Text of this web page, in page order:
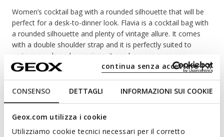
CONSENSO DETTAGLI INFORMAZIONI SUI COOKIE
Geox.com utilizza i cookie
Utilizziamo cookie tecnici necessari per il corretto
continua senza accettare | X
Women’s cocktail bag with a rounded silhouette that will be
perfect for a desk-to-dinner look. Flavia is a cocktail bag with
a rounded silhouette and plenty of vintage allure. It comes
with a double shoulder strap and it is perfectly suited to
various needs and occasions; it can be worn over one
shoulder, held in the hand or worn like a casual contemporary
crossbody bag. It has been crafted from supple leather in a
black palette.
Read more
Features
Dimensions: H: 23 cm, L: 25 cm, W: 5 cm